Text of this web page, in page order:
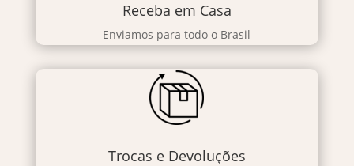
Receba em Casa
Enviamos para todo o Brasil
Trocas e Devoluções